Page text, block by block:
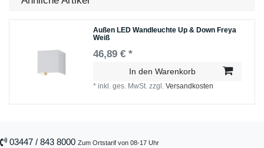
Außen LED Wandleuchte Up & Down Freya
Weiß
46,89 € *
In den Warenkorb
*inkl. ges. MwSt. zzgl.Versandkosten
03447 / 843 8000 Zum Ortstarif von 08-17 Uhr